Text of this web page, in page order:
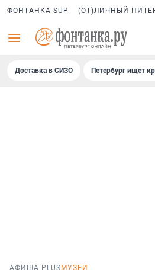
ФОНТАНКА SUP (ОТ)ЛИЧНЫЙ
Доставка в СИЗО Петербург ищет
АФИША PLUS МУЗЕИ